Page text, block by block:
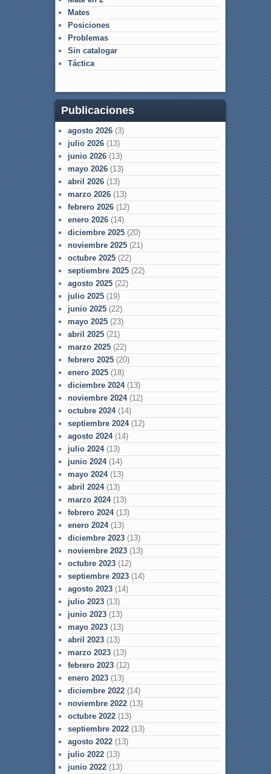
Mates
Posiciones
Problemas
Sin catalogar
Táctica
Publicaciones
agosto 2026(3)
julio 2026(13)
junio 2026(13)
mayo 2026(13)
abril 2026(13)
marzo 2026(13)
febrero 2026(12)
enero 2026(14)
diciembre 2025(20)
noviembre 2025(21)
octubre 2025(22)
septiembre 2025(22)
agosto 2025(22)
julio 2025(19)
junio 2025(22)
mayo 2025(23)
abril 2025(21)
marzo 2025(22)
febrero 2025(20)
enero 2025(18)
diciembre 2024(13)
noviembre 2024(12)
octubre 2024(14)
septiembre 2024(12)
agosto 2024(14)
julio 2024(13)
junio 2024(14)
mayo 2024(13)
abril 2024(13)
marzo 2024(13)
febrero 2024(13)
enero 2024(13)
diciembre 2023(13)
noviembre 2023(13)
octubre 2023(12)
septiembre 2023(14)
agosto 2023(14)
julio 2023(13)
junio 2023(13)
mayo 2023(13)
abril 2023(13)
marzo 2023(13)
febrero 2023(12)
enero 2023(13)
diciembre 2022(14)
noviembre 2022(13)
octubre 2022(13)
septiembre 2022(13)
agosto 2022(13)
julio 2022(13)
junio 2022(13)